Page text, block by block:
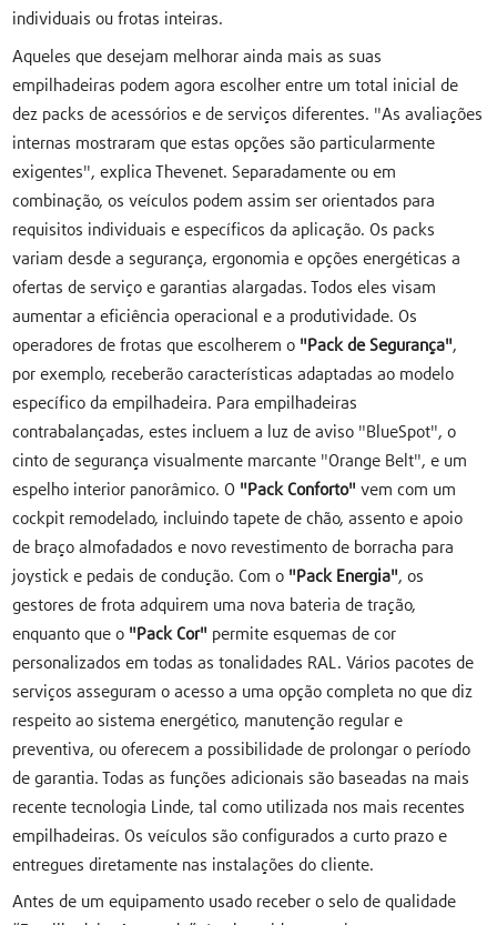
individuais ou frotas inteiras.
Aqueles que desejam melhorar ainda mais as suas
empilhadeiras podem agora escolher entre um total inicial de
dez packs de acessórios e de serviços diferentes. "As avaliações
internas mostraram que estas opções são particularmente
exigentes", explica Thevenet. Separadamente ou em
combinação, os veículos podem assim ser orientados para
requisitos individuais e específicos da aplicação. Os packs
variam desde a segurança, ergonomia e opções energéticas a
ofertas de serviço e garantias alargadas. Todos eles visam
aumentar a eficiência operacional e a produtividade. Os
operadores de frotas que escolherem o "Pack de Segurança",
por exemplo, receberão características adaptadas ao modelo
específico da empilhadeira. Para empilhadeiras
contrabalançadas, estes incluem a luz de aviso "BlueSpot", o
cinto de segurança visualmente marcante "Orange Belt", e um
espelho interior panorâmico. O "Pack Conforto"vem com um
cockpit remodelado, incluindo tapete de chão, assento e apoio
de braço almofadados e novo revestimento de borracha para
joystick e pedais de condução. Com o "Pack Energia", os
gestores de frota adquirem uma nova bateria de tração,
enquanto que o "Pack Cor" permite esquemas de cor
personalizados em todas as tonalidades RAL. Vários pacotes de
serviços asseguram o acesso a uma opção completa no que diz
respeito ao sistema energético, manutenção regular e
preventiva, ou oferecem a possibilidade de prolongar o período
de garantia. Todas as funções adicionais são baseadas na mais
recente tecnologia Linde, tal como utilizada nos mais recentes
empilhadeiras. Os veículos são configurados a curto prazo e
entregues diretamente nas instalações do cliente.
Antes de um equipamento usado receber o selo de qualidade